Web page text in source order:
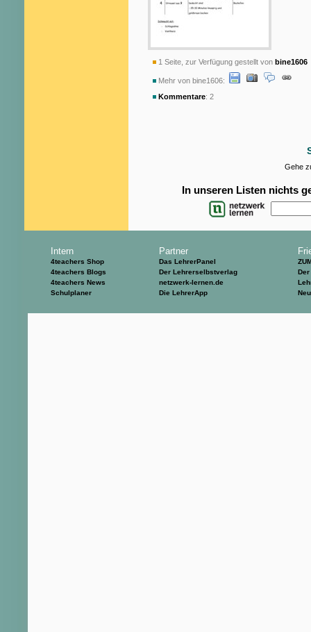
1 Seite, zur Verfügung gestellt von bine1606
Mehr von bine1606:
Kommentare: 2
Gehe
In unseren Listen nichts
Intern
4teachers Shop
4teachers Blogs
4teachers News
Schulplaner
Partner
Das LehrerPanel
Der Lehrerselbstverlag
netzwerk-lernen.de
Die LehrerApp